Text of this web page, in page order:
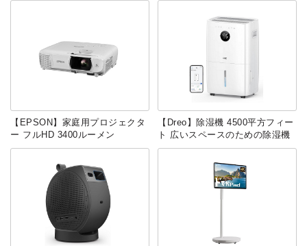
【EPSON】家庭用プロジェクタ
ー フルHD 3400ルーメン
【Dreo】除湿機 4500平方フィー
ト 広いスペースのための除湿機